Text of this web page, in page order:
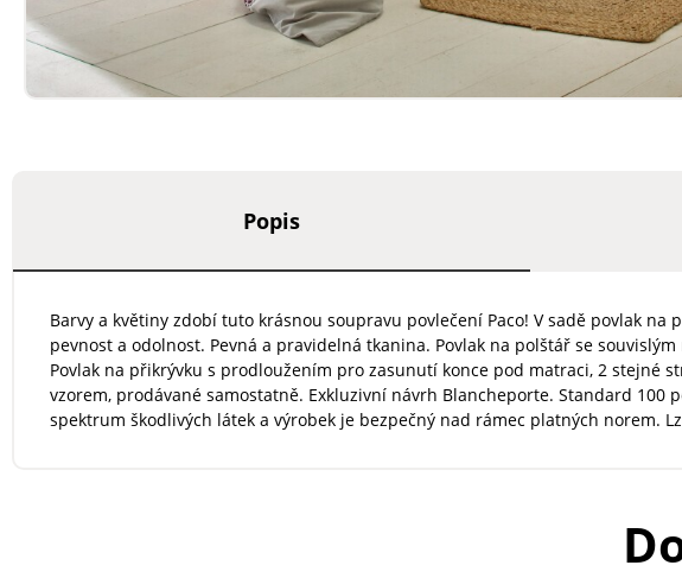
Popis
Barvy a květiny zdobí tuto krásnou soupravu povlečení Paco! V sadě povlak
pevnost a odolnost. Pevná a pravidelná tkanina. Povlak na polštář se
Povlak na přikrývku s prodloužením pro zasunutí konce pod matraci, 2 stejné
vzorem, prodávané samostatně. Exkluzivní návrh Blancheporte. Standard
spektrum škodlivých látek a výrobek je bezpečný nad rámec platných norem.